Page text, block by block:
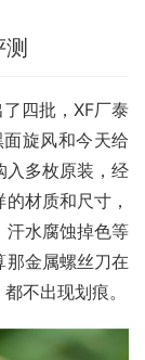
四批，XF厂泰
旋风和今天给
入多枚原装，经
材质和尺寸，
汗水腐蚀掉色等
那金属螺丝刀在
不出现划痕。